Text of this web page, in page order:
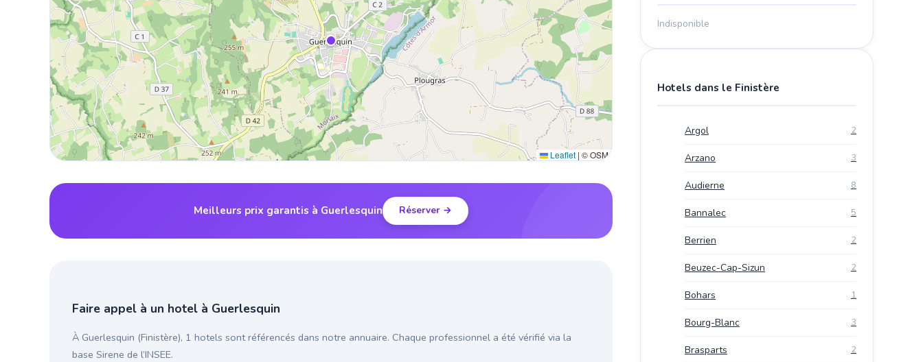
Leaflet | © OSM
Meilleurs prix garantis à Guerlesquin Réserver →
Faire appel à un hotel à Guerlesquin
À Guerlesquin (Finistère), 1 hotels sont référencés dans notre annuaire. Chaque professionnel a été vérifié via la
base Sirene de l’INSEE.
Indisponible
Hotels dans le Finistère
Argol 2
Arzano 3
Audierne 8
Bannalec 5
Berrien 2
Beuzec-Cap-Sizun 2
Bohars 1
Bourg-Blanc 3
Brasparts 2